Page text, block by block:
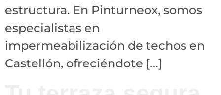
estructura. En Pinturneox, somos
especialistas en
impermeabilización de techos en
Castellón, ofreciéndote […]